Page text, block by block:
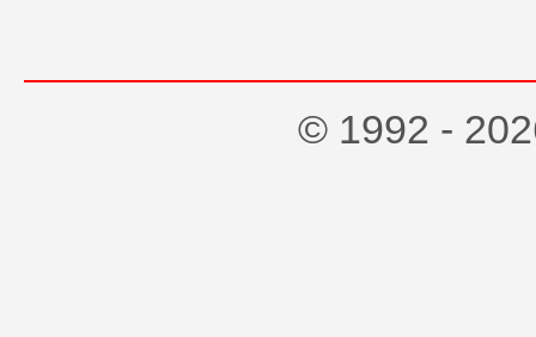
© 1992 -